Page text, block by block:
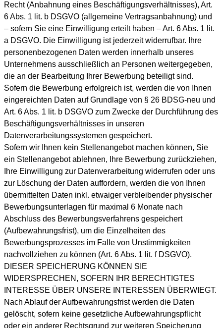
Recht (Anbahnung eines Beschäftigungsverhältnisses), Art.
6 Abs. 1 lit. b DSGVO (allgemeine Vertragsanbahnung) und
– sofern Sie eine Einwilligung erteilt haben – Art. 6 Abs. 1 lit.
a DSGVO. Die Einwilligung ist jederzeit widerrufbar. Ihre
personenbezogenen Daten werden innerhalb unseres
Unternehmens ausschließlich an Personen weitergegeben,
die an der Bearbeitung Ihrer Bewerbung beteiligt sind.
Sofern die Bewerbung erfolgreich ist, werden die von Ihnen
eingereichten Daten auf Grundlage von § 26 BDSG-neu und
Art. 6 Abs. 1 lit. b DSGVO zum Zwecke der Durchführung des
Beschäftigungsverhältnisses in unseren
Datenverarbeitungssystemen gespeichert.
Sofern wir Ihnen kein Stellenangebot machen können, Sie
ein Stellenangebot ablehnen, Ihre Bewerbung zurückziehen,
Ihre Einwilligung zur Datenverarbeitung widerrufen oder uns
zur Löschung der Daten auffordern, werden die von Ihnen
übermittelten Daten inkl. etwaiger verbleibender physischer
Bewerbungsunterlagen für maximal 6 Monate nach
Abschluss des Bewerbungsverfahrens gespeichert
(Aufbewahrungsfrist), um die Einzelheiten des
Bewerbungsprozesses im Falle von Unstimmigkeiten
nachvollziehen zu können (Art. 6 Abs. 1 lit. f DSGVO).
DIESER SPEICHERUNG KÖNNEN SIE
WIDERSPRECHEN, SOFERN IHR BERECHTIGTES
INTERESSE ÜBER UNSERE INTERESSEN ÜBERWIEGT.
Nach Ablauf der Aufbewahrungsfrist werden die Daten
gelöscht, sofern keine gesetzliche Aufbewahrungspflicht
oder ein anderer Rechtsgrund zur weiteren Speicherung